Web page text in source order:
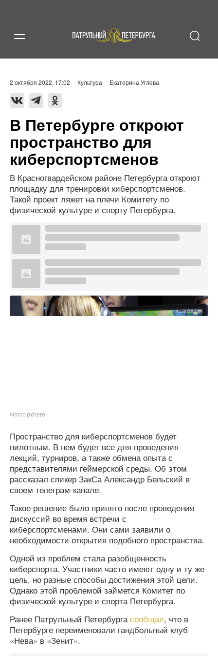
2 октября 2022, 17:02 Культура Екатерина Углева
В Петербурге откроют
пространство для
киберспортсменов
В Красногвардейском районе Петербурга откроют
площадку для тренировки киберспортсменов.
Такой проект ляжет на плечи Комитету по
физической культуре и спорту Петербурга.
Фото: pxhere
Пространство для киберспортсменов будет
пилотным. В нем будет все для проведения
лекций, турниров, а также обмена опыта с
представителями геймерской среды. Об этом
рассказал спикер ЗакСа Александр Бельский в
своем телеграм-канале.
Такое решение было принято после проведения
дискуссий во время встречи с
киберспортсменами. Они сами заявили о
необходимости открытия подобного пространства.
Одной из проблем стала разобщенность
киберспорта. Участники часто имеют одну и ту же
цель, но разные способы достижения этой цели.
Однако этой проблемой займется Комитет по
физической культуре и спорта Петербурга.
Ранее Патрульный Петербургасообщал, что в
Петербурге переименовали гандбольный клуб
«Нева» в «Зенит».